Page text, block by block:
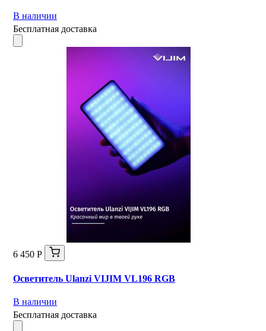
В наличии
Бесплатная доставка
6 450 Р
Осветитель Ulanzi VIJIM VL196 RGB
В наличии
Бесплатная доставка